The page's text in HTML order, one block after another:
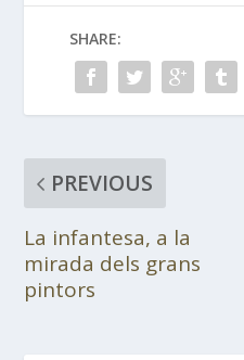
SHARE:
PREVIOUS
La infantesa, a la
mirada dels grans
pintors